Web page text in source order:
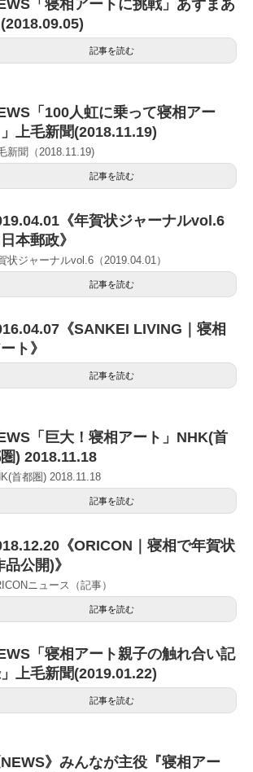
「寝相アートに挑戦」あずまあ
記事を読む
「100人虹に乗って寝相アー
」上毛新聞(2018.11.19)
新聞（2018.11.19)
記事を読む
《年賀状ジャーナルvol.6
日本郵政》
状ジャーナルvol.6（2019.04.01）
記事を読む
《SANKEI LIVING｜寝相
ト》
記事を読む
「巨大！寝相アート」NHK(首
) 2018.11.18
首都圏) 2018.11.18
記事を読む
《ORICON｜寝相で年賀状
品公開)》
ニュース（記事）
記事を読む
「寝相アート親子の触れ合い記
上毛新聞(2019.01.22)
記事を読む
NEWS》みんなが主役『寝相アー